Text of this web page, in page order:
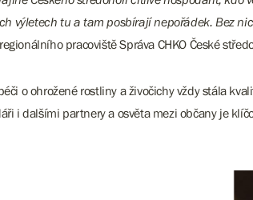
výletech tu a tam posbírají nepořádek. Bez
pracoviště Správa CHKO České
o ohrožené rostliny a živočichy vždy stála
i dalšími partnery a osvěta mezi občany je